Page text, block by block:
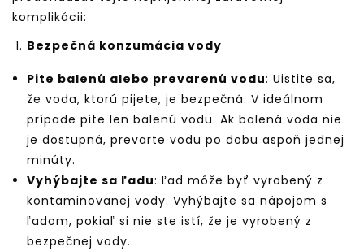
komplikácii:
Bezpečná konzumácia vody
Pite balenú alebo prevarenú vodu: Uistite sa,
že voda, ktorú pijete, je bezpečná. V ideálnom
prípade pite len balenú vodu. Ak balená voda nie
je dostupná, prevarte vodu po dobu aspoň jednej
minúty.
Vyhýbajte sa ľadu: Ľad môže byť vyrobený z
kontaminovanej vody. Vyhýbajte sa nápojom s
ľadom, pokiaľ si nie ste istí, že je vyrobený z
bezpečnej vody.